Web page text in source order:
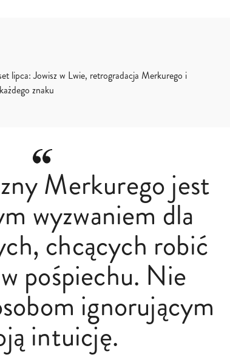
lipca: Jowisz w Lwie, retrogradacja Merkurego i
znaku
Merkurego jest
wyzwaniem dla
chcących robić
pośpiechu. Nie
ignorującym
intuicję.